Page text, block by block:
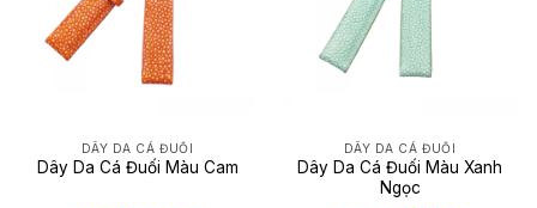
DÂY DA CÁ ĐUỐI
Dây Da Cá Đuối Màu Cam
DÂY DA CÁ ĐUỐI
Dây Da Cá Đuối Màu Xanh
Ngọc